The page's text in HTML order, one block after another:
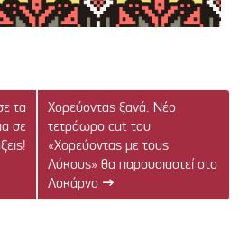
τα
σε
Χορεύοντας ξανά: Νέο
τετράωρο cut του
«Χορεύοντας με τους
Λύκους» θα παρουσιαστεί στο
Λοκάρνο →